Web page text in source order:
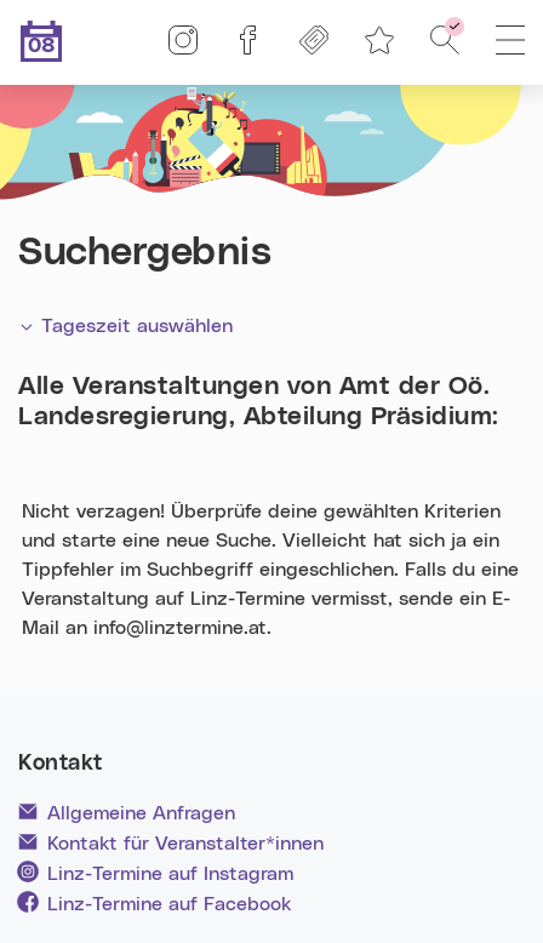
Heute ist der
08
Suche -
Freikarten
Linz-Termine auf Facebook
Linz-Termine auf Instagram
Suchergebnis
Tageszeit auswählen
Alle Veranstaltungen von Amt der Oö.
Landesregierung, Abteilung Präsidium:
Nicht verzagen! Überprüfe deine gewählten Kriterien
und starte eine neue Suche. Vielleicht hat sich ja ein
Tippfehler im Suchbegriff eingeschlichen. Falls du eine
Veranstaltung auf Linz-Termine vermisst, sende ein E-
Mail an info@linztermine.at.
Kontakt
Allgemeine Anfragen
Kontakt für Veranstalter*innen
Linz-Termine auf Instagram
Linz-Termine auf Facebook